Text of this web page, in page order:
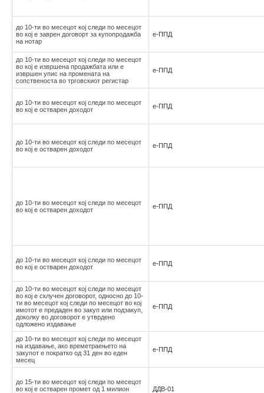
до 10-ти во месецот кој следи по месецот
во кој е заврен договорт за купопродажба
на нотар
е-ППД
до 10-ти во месецот кој следи по месецот
во кој е извршена продажбата или е
извршен упис на промената на
сопственоста во трговскиот регистар
е-ППД
до 10-ти во месецот кој следи по месецот
во кој е остварен доходот
е-ППД
до 10-ти во месецот кој следи по месецот
во кој е остварен доходот
е-ППД
до 10-ти во месецот кој следи по месецот
во кој е остварен доходот
е-ППД
до 10-ти во месецот кој следи по месецот
во кој е остварен доходот
е-ППД
до 10-ти во месецот кој следи по месецот
во кој е склучен договорот, односно до 10-
ти во месецот кој следи по месецот во кој
имотот е предаден во закуп или подзакуп,
доколку во договорот е утврдено
одложено издавање
е-ППД
до 10-ти во месецот кој следи по месецот
на издавање, ако времетраењето на
закупот е пократко од 31 ден во еден
месец
е-ППД
до 15-ти во месецот кој следи по месецот
во кој е остварен промет од 1 милион
ДДВ-01